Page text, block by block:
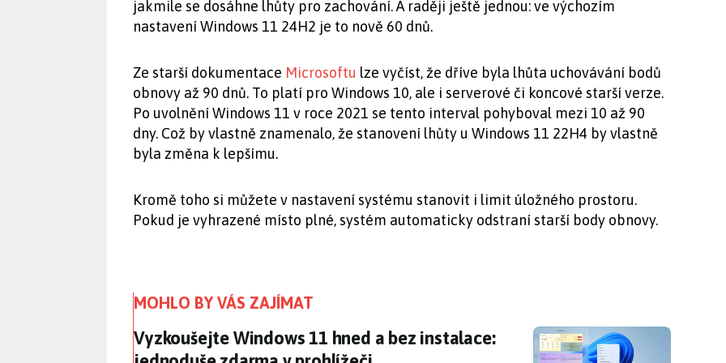
jakmile se dosáhne lhůty pro zachování. A raději ještě jednou: ve výchozím
nastavení Windows 11 24H2 je to nově 60 dnů.
Ze starší dokumentace Microsoftu lze vyčíst, že dříve byla lhůta uchovávání bodů
obnovy až 90 dnů. To platí pro Windows 10, ale i serverové či koncové starší verze.
Po uvolnění Windows 11 v roce 2021 se tento interval pohyboval mezi 10 až 90
dny. Což by vlastně znamenalo, že stanovení lhůty u Windows 11 22H4 by vlastně
byla změna k lepšímu.
Kromě toho si můžete v nastavení systému stanovit i limit úložného prostoru.
Pokud je vyhrazené místo plné, systém automaticky odstraní starší body obnovy.
MOHLO BY VÁS ZAJÍMAT
Vyzkoušejte Windows 11 hned a bez instalace: jednoduše zdarma v
Vyzkoušejte Windows 11 hned a bez instalace: